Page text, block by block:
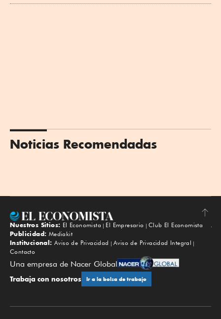
Noticias Recomendadas
Subir
Nuestros Sitios: El Economista El Empresario
Club El Economista
Publicidad: Mediakit
Institucional: Aviso de Privacidad
Aviso de Privacidad Integral
Contacto
Una empresa de Nacer Global
Trabaja con nosotros Ir a la bolsa de trabajo